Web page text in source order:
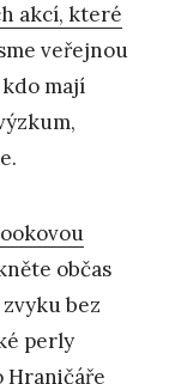
akcí, které
veřejnou
mají
občas
bez
perly
Hraničáře